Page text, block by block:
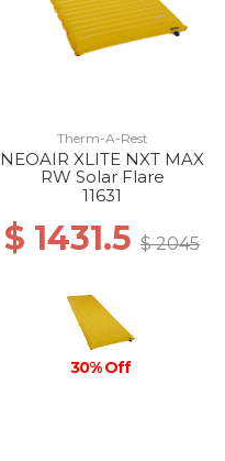
Therm-A-Rest
NEOAIR XLITE NXT MAX
RW Solar Flare
11631
$ 1431.5 $ 2045
30% Off